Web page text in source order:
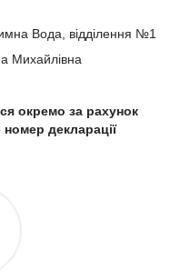
Вода, відділення №1
Михайлівна
окремо за рахунок
декларації